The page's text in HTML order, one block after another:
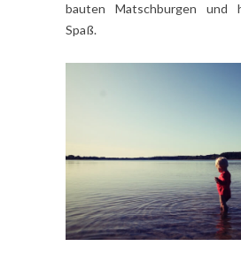
bauten Matschburgen und
Spaß.